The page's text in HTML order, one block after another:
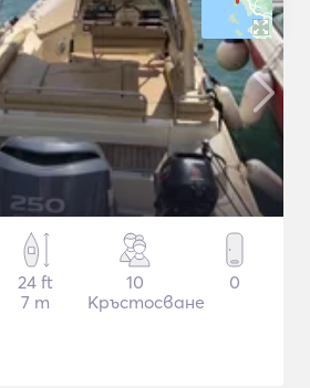
24 ft
7 m
10
Кръстосване
0